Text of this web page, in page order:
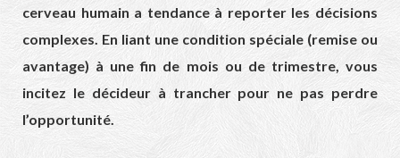
cerveau humain a tendance à reporter les décisions
complexes. En liant une condition spéciale (remise ou
avantage) à une fin de mois ou de trimestre, vous
incitez le décideur à trancher pour ne pas perdre
l’opportunité.